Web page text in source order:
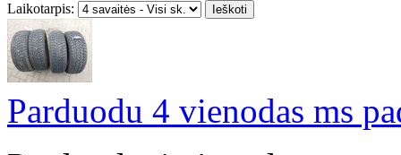
Laikotarpis:
Parduodu 4 vienodas ms